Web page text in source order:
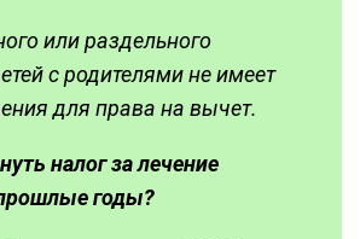
или раздельного
с родителями не имеет
для права на вычет.
налог за лечение
годы?